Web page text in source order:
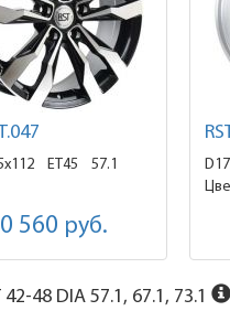
ET45
57.1
560 руб.
42-48 DIA 57.1, 67.1, 73.1